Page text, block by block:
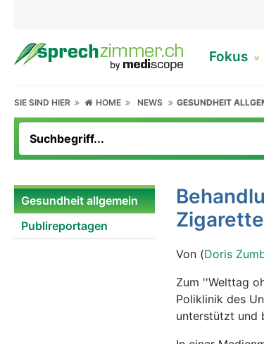
Fokus
SIE SIND HIER HOME NEWS GESUNDHEIT
Gesundheit allgemein
Publireportagen
Von (Doris
Zum ''Welttag
Poliklinik des
unterstützt und